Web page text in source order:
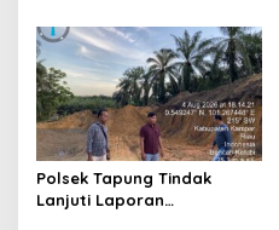
Polsek Tapung Tindak
Lanjuti Laporan